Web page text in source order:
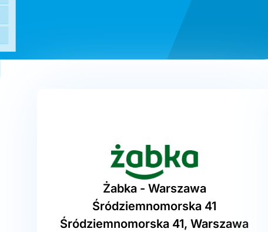
Żabka - Warszawa
Śródziemnomorska 41
Śródziemnomorska 41, Warszawa